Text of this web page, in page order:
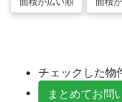
チェックした物
まとめてお問